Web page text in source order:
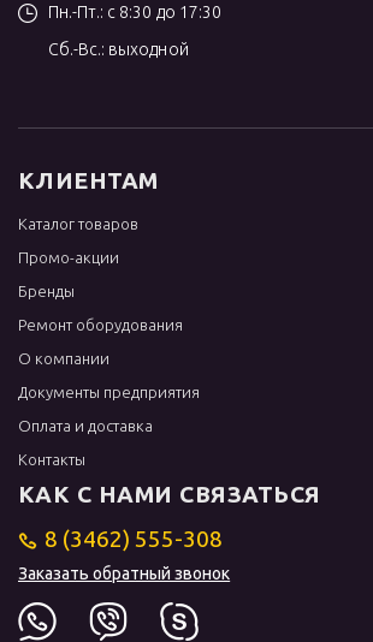
Пн.-Пт.: с 8:30 до 17:30
Сб.-Вс.: выходной
КЛИЕНТАМ
Каталог товаров
Промо-акции
Бренды
Ремонт оборудования
О компании
Документы предприятия
Оплата и доставка
Контакты
КАК С НАМИ СВЯЗАТЬСЯ
8 (3462) 555-308
Заказать обратный звонок